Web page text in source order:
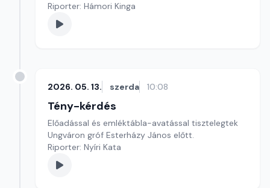
Riporter: Hámori Kinga
2026. 05. 13. szerda 10:08
Tény-kérdés
Előadással és emléktábla-avatással tisztelegtek
Ungváron gróf Esterházy János előtt.
Riporter: Nyíri Kata